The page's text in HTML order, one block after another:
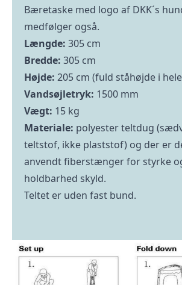
Bæretaske med logo af DKK´s
medfølger også.
Længde: 305 cm
Bredde: 305 cm
Højde: 205 cm (fuld ståhøjde i
Vandsøjletryk: 1500 mm
Vægt: 15 kg
Materiale: polyester teltdug
teltstof, ikke plaststof) og der er
anvendt fiberstænger for styrke
holdbarhed skyld.
Teltet er uden fast bund.